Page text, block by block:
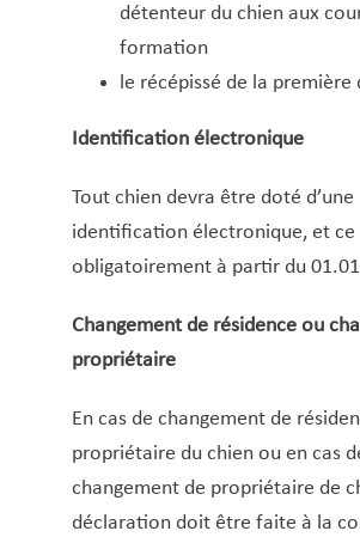
Primes d’encouragement pour
étudiant·es
Recycling-Taxi
REVIS Demande
STEP (carte)
Subside pour les activités
Vignette parking résidentiel
détenteur du chien aux
formation
le récépissé de la
Identification électronique
Tout chien devra être doté d’une
identification électronique, et ce
obligatoirement à partir du
Changement de résidence ou
propriétaire
En cas de changement de
propriétaire du chien ou en cas
changement de propriétaire de
déclaration doit être faite à la